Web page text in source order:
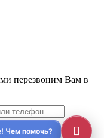
перезвоним Вам в